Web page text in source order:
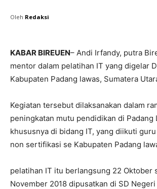
Oleh Redaksi
KABAR BIREUEN– Andi Irfandy, putra
mentor dalam pelatihan IT yang digelar
Kabupaten Padang lawas, Sumatera
Kegiatan tersebut dilaksanakan dalam
peningkatan mutu pendidikan di Padang
khususnya di bidang IT, yang diikuti
non sertifikasi se Kabupaten Padang
pelatihan IT itu berlangsung 22 Oktober
November 2018 dipusatkan di SD Negeri